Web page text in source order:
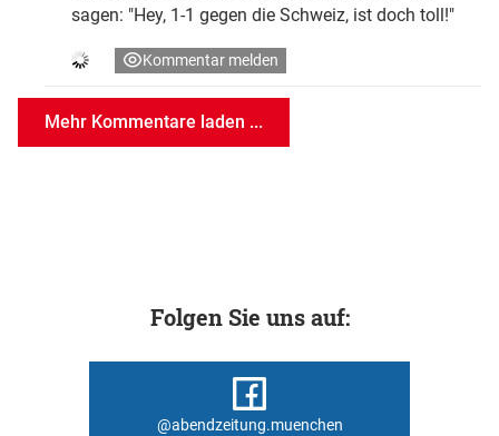
sagen: "Hey, 1-1 gegen die Schweiz, ist doch toll!"
Kommentar melden
Mehr Kommentare laden ...
Folgen Sie uns auf:
@abendzeitung.muenchen